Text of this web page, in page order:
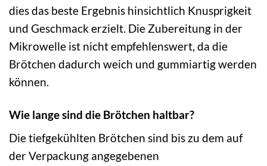
dies das beste Ergebnis hinsichtlich Knusprigkeit
und Geschmack erzielt. Die Zubereitung in der
Mikrowelle ist nicht empfehlenswert, da die
Brötchen dadurch weich und gummiartig werden
können.
Wie lange sind die Brötchen haltbar?
Die tiefgekühlten Brötchen sind bis zu dem auf
der Verpackung angegebenen